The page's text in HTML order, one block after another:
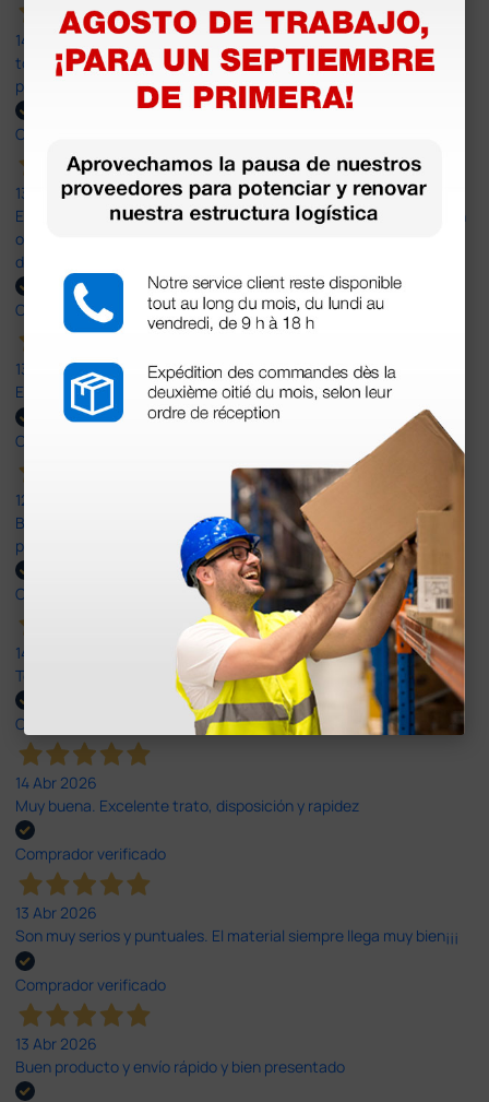
14 Jul 2026
todo correcto. podria señalar que un poco caro los portes y el
plazo de entrega se alarga.
Comprador verificado
13 Jul 2026
Es fácil hacer el pedido. El producto, bastante mas barato que en
otras plataformas de material médico. Pero el envío cuesta más
del doble que en cualquier otra empresa dentro de España.
Comprador verificado
13 Jul 2026
Excelente
Comprador verificado
12 Jun 2026
Bien, rápida y sin problemas. No me gusta que se oferten
productos sin incluir el IVA que luego nos van a cobrar.
Comprador verificado
14 Abr 2026
Todo muy rápido y fácil,volveré a comprar.
Comprador verificado
14 Abr 2026
Muy buena. Excelente trato, disposición y rapidez
Comprador verificado
13 Abr 2026
Son muy serios y puntuales. El material siempre llega muy bien¡¡¡
Comprador verificado
13 Abr 2026
Buen producto y envío rápido y bien presentado